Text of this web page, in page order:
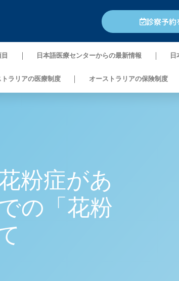
診察予約
日本語医療センターからの最新情報
ラリアの医療制度 オーストラリアの保険制度
粉症があ
の「花粉